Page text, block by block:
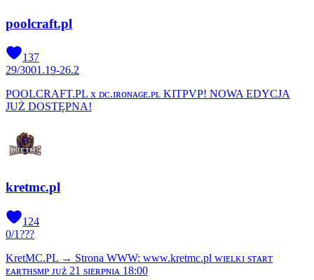
poolcraft.pl
137
29/3001.19-26.2
POOLCRAFT.PL x ᴅᴄ.ɪʀᴏɴᴀɢᴇ.ᴘʟ KITPVP! NOWA EDYCJA
JUŻ DOSTĘPNA!
kretmc.pl
124
0/1???
KretMC.PL → Strona WWW: www.kretmc.pl ᴡɪᴇʟᴋɪ sᴛᴀʀᴛ
ᴇᴀʀᴛʜsᴍᴘ ᴊᴜż 21 sɪᴇʀᴘɴɪᴀ 18:00